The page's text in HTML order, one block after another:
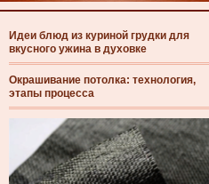
Идеи блюд из куриной грудки для
вкусного ужина в духовке
Окрашивание потолка: технология,
этапы процесса